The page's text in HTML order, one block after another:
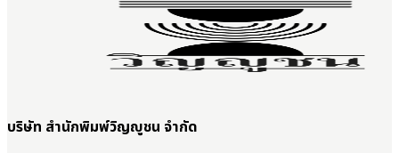
บริษัท สำนักพิมพ์วิญญูชน จำกัด